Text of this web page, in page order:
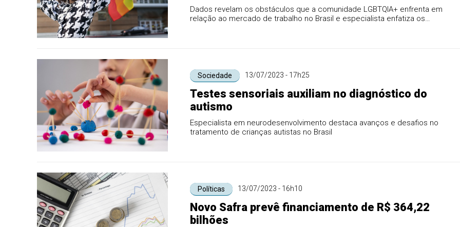
Dados revelam os obstáculos que a comunidade LGBTQIA+ enfrenta em
relação ao mercado de trabalho no Brasil e especialista enfatiza os
Sociedade 13/07/2023 - 17h25
Testes sensoriais auxiliam no diagnóstico do
autismo
Especialista em neurodesenvolvimento destaca avanços e desafios no
tratamento de crianças autistas no Brasil
Políticas 13/07/2023 - 16h10
Novo Safra prevê financiamento de R$ 364,22
bilhões